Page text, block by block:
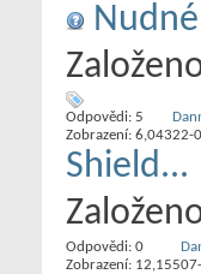
Odpovědi: 5
Zobrazení: 6,04322-
Shield...
Odpovědi: 0
Zobrazení: 12,155